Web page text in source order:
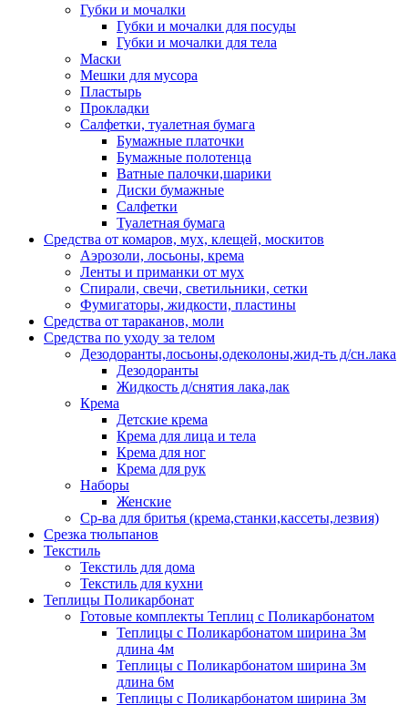
Губки и мочалки
Губки и мочалки для посуды
Губки и мочалки для тела
Маски
Мешки для мусора
Пластырь
Прокладки
Салфетки, туалетная бумага
Бумажные платочки
Бумажные полотенца
Ватные палочки,шарики
Диски бумажные
Салфетки
Туалетная бумага
Средства от комаров, мух, клещей, москитов
Аэрозоли, лосьоны, крема
Ленты и приманки от мух
Спирали, свечи, светильники, сетки
Фумигаторы, жидкости, пластины
Средства от тараканов, моли
Средства по уходу за телом
Дезодоранты,лосьоны,одеколоны,жид-ть д/сн.лака
Дезодоранты
Жидкость д/снятия лака,лак
Крема
Детские крема
Крема для лица и тела
Крема для ног
Крема для рук
Наборы
Женские
Ср-ва для бритья (крема,станки,кассеты,лезвия)
Срезка тюльпанов
Текстиль
Текстиль для дома
Текстиль для кухни
Теплицы Поликарбонат
Готовые комплекты Теплиц с Поликарбонатом
Теплицы с Поликарбонатом ширина 3м
длина 4м
Теплицы с Поликарбонатом ширина 3м
длина 6м
Теплицы с Поликарбонатом ширина 3м